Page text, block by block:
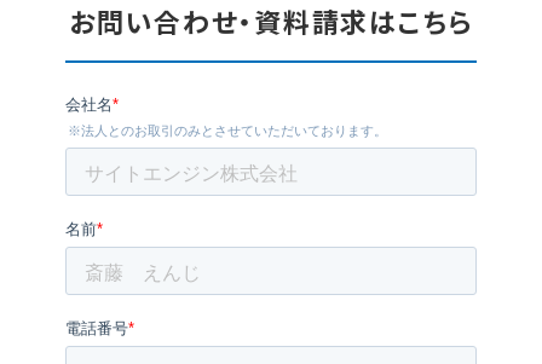
お問い合わせ・資料請求はこちら